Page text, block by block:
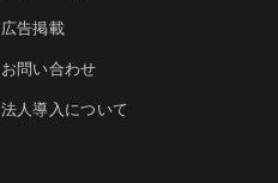
広告掲載
お問い合わせ
法人導入について